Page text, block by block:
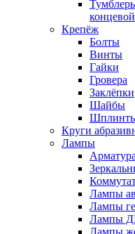
Крепёж
Болты
Винты
Гайки
Гровера
Заклёпки
Шайбы
Круги
Лампы
Лампы
Лампы
Лампы
Лампы